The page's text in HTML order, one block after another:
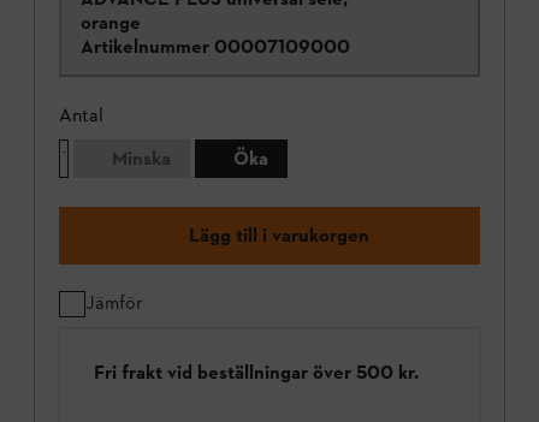
orange
Artikelnummer 00007109000
Antal
Minska
Öka
Lägg till i varukorgen
Jämför
Fri frakt vid beställningar över 500 kr.